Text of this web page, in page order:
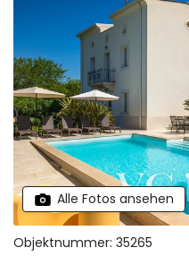
Alle Fotos ansehen
Objektnummer: 35265